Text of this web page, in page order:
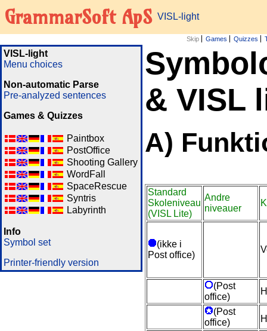
GrammarSoft ApS VISL-light
Skip Games Quizzes
VISL-light
Menu choices
Non-automatic Parse
Pre-analyzed sentences
Games & Quizzes
Paintbox
PostOffice
Shooting Gallery
WordFall
SpaceRescue
Syntris
Labyrinth
Info
Symbol set
Printer-friendly version
& VISL
A)
Standard
Skoleniveau
(VISL Lite)
Andre
niveauer
(ikke i
Post office)
(Post
office)
(Post
office)